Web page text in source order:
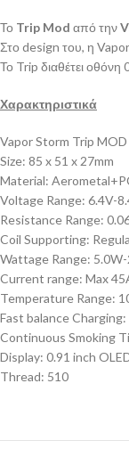
Το Trip Mod από την
Στο design του, η
Το Trip διαθέτει οθόνη
Χαρακτηριστικά
Vapor Storm Trip MOD
Size: 85 x 51 x 27mm
Material:
Voltage Range: 6.4V-
Resistance Range:
Coil Supporting:
Wattage Range:
Current range: Max
Temperature
Fast balance
Continuous Smoking
Display: 0.91 inch
Thread: 510